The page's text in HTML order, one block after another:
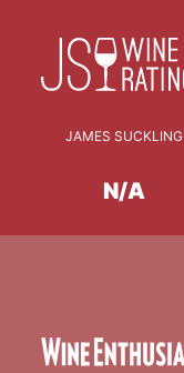
JAMES SUCKLING
N/A